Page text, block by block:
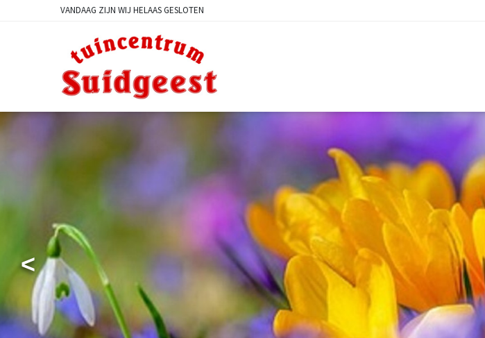
VANDAAG ZIJN WIJ HELAAS GESLOTEN